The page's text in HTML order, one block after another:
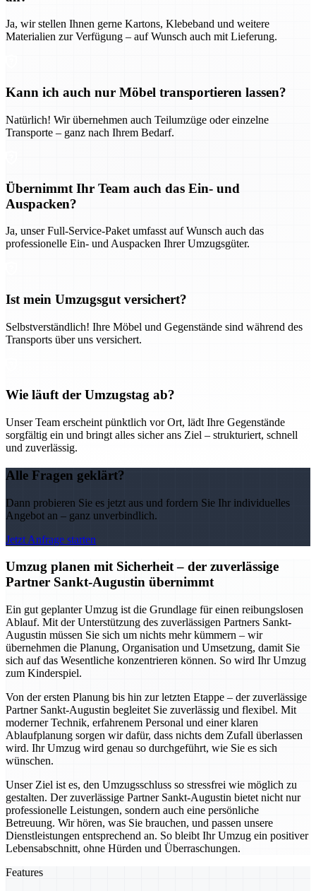
Ja, wir stellen Ihnen gerne Kartons, Klebeband und weitere
Materialien zur Verfügung – auf Wunsch auch mit Lieferung.
Kann ich auch nur Möbel transportieren lassen?
Natürlich! Wir übernehmen auch Teilumzüge oder einzelne
Transporte – ganz nach Ihrem Bedarf.
Übernimmt Ihr Team auch das Ein- und
Auspacken?
Ja, unser Full-Service-Paket umfasst auf Wunsch auch das
professionelle Ein- und Auspacken Ihrer Umzugsgüter.
Ist mein Umzugsgut versichert?
Selbstverständlich! Ihre Möbel und Gegenstände sind während des
Transports über uns versichert.
Wie läuft der Umzugstag ab?
Unser Team erscheint pünktlich vor Ort, lädt Ihre Gegenstände
sorgfältig ein und bringt alles sicher ans Ziel – strukturiert, schnell
und zuverlässig.
Alle Fragen geklärt?
Dann probieren Sie es jetzt aus und fordern Sie Ihr individuelles
Angebot an – ganz unverbindlich.
Jetzt Anfrage starten
Umzug planen mit Sicherheit – der zuverlässige
Partner Sankt-Augustin übernimmt
Ein gut geplanter Umzug ist die Grundlage für einen reibungslosen
Ablauf. Mit der Unterstützung des zuverlässigen Partners Sankt-
Augustin müssen Sie sich um nichts mehr kümmern – wir
übernehmen die Planung, Organisation und Umsetzung, damit Sie
sich auf das Wesentliche konzentrieren können. So wird Ihr Umzug
zum Kinderspiel.
Von der ersten Planung bis hin zur letzten Etappe – der zuverlässige
Partner Sankt-Augustin begleitet Sie zuverlässig und flexibel. Mit
moderner Technik, erfahrenem Personal und einer klaren
Ablaufplanung sorgen wir dafür, dass nichts dem Zufall überlassen
wird. Ihr Umzug wird genau so durchgeführt, wie Sie es sich
wünschen.
Unser Ziel ist es, den Umzugsschluss so stressfrei wie möglich zu
gestalten. Der zuverlässige Partner Sankt-Augustin bietet nicht nur
professionelle Leistungen, sondern auch eine persönliche
Betreuung. Wir hören, was Sie brauchen, und passen unsere
Dienstleistungen entsprechend an. So bleibt Ihr Umzug ein positiver
Lebensabschnitt, ohne Hürden und Überraschungen.
Features